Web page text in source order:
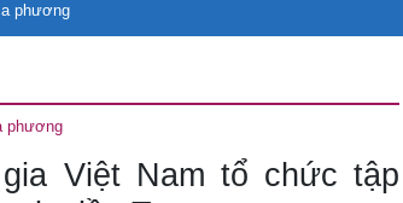
phương
phương
Việt Nam tổ chức tập